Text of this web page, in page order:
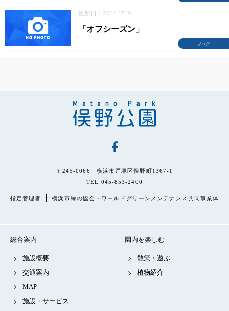
更新日：2014.12.19
ブログ
「オフシーズン」
〒245-0066 横浜市戸塚区俣野町1367-1
TEL 045-853-2400
指定管理者 横浜市緑の協会・ワールドグリーンメンテナンス共同事業体
総合案内
施設概要
交通案内
MAP
施設・サービス
園内を楽しむ
散策・遊ぶ
植物紹介